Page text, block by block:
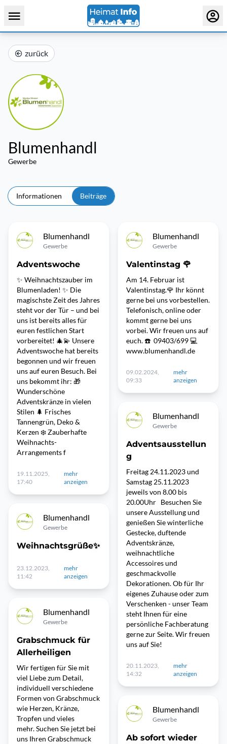
zurück
Blumenhandl
Gewerbe
Informationen Beiträge
Blumenhandl
Gewerbe
Adventswoche
✨ Weihnachtszauber im
Blumenladen! ✨ Die
magischste Zeit des Jahres
steht vor der Tür – und bei
uns ist bereits alles für
euren festlichen Start
vorbereitet! 🎄💫 Unsere
Adventswoche hat bereits
begonnen und wir freuen
uns auf euren Besuch. Bei
uns bekommt ihr: 🎁
Wunderschöne
Adventskränze in vielen
Stilen 🌲 Frisches
Tannengrün, Deko &
Kerzen ❄️ Zauberhafte
Weihnachts-
Arrangements f
19.11.2025,
17:40
mehr
anzeigen
Blumenhandl
Gewerbe
Weihnachtsgrüße✨️
23.12.2023,
11:42
mehr
anzeigen
Blumenhandl
Gewerbe
Grabschmuck für
Allerheiligen
Wir fertigen für Sie mit
viel Liebe zum Detail,
individuell verschiedene
Formen von Grabschmuck
wie Herzen, Kränze,
Tropfen und vieles
mehr. Suchen Sie jetzt bei
uns Ihren Grabschmuck
Blumenhandl
Gewerbe
Valentinstag 🌹
Am 14. Februar ist
Valentinstag.🌹 Ihr könnt
gerne bei uns vorbestellen.
Telefonisch, online oder
kommt gerne bei uns
vorbei. Wir freuen uns auf
euch. ☎️ 09403/699 💻
www.blumenhandl.de
09.02.2024,
09:33
mehr
anzeigen
Blumenhandl
Gewerbe
Adventsausstellun
g
Freitag 24.11.2023 und
Samstag 25.11.2023
jeweils von 8.00 bis
20.00Uhr Besuchen Sie
unsere Ausstellung und
genießen Sie winterliche
Gestecke, duftende
Adventskränze,
weihnachtliche
Accessoires und
geschmackvolle
Dekorationen. Ob für Ihr
eigenes Zuhause oder zum
Verschenken - unser Team
steht Ihnen für eine
persönliche Fachberatung
gerne zur Seite. Wir freuen
uns auf Sie!
20.11.2023,
14:32
mehr
anzeigen
Blumenhandl
Gewerbe
Ab sofort wieder